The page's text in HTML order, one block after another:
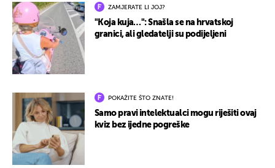
ZAMJERATE LI JOJ?
"Koja kuja…": Snašla se na hrvatskoj
granici, ali gledatelji su podijeljeni
POKAŽITE ŠTO ZNATE!
Samo pravi intelektualci mogu riješiti ovaj
kviz bez ijedne pogreške